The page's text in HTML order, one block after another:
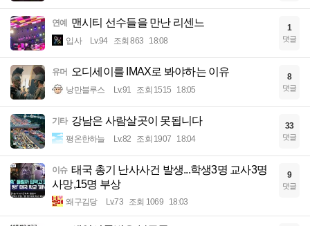
연예 맨시티 선수들을 만난 리센느
입사 Lv.94 조회 863 18:08
1
댓글
유머 오디세이를 IMAX로 봐야하는 이유
낭만블루스 Lv.91 조회 1515 18:05
8
댓글
기타 강남은 사람살곳이 못됩니다
평온한하늘 Lv.82 조회 1907 18:04
33
댓글
이슈 태국 총기 난사사건 발생...학생3명 교사3명
사망,15명 부상
왜구김당 Lv.73 조회 1069 18:03
9
댓글